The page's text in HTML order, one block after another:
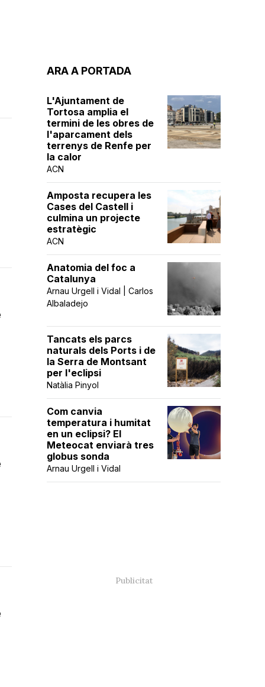
ARA A PORTADA
L'Ajuntament de
Tortosa amplia el
termini de les obres de
l'aparcament dels
terrenys de Renfe per
la calor
ACN
Amposta recupera les
Cases del Castell i
culmina un projecte
estratègic
ACN
Anatomia del foc a
Catalunya
Arnau Urgell i Vidal | Carlos
Albaladejo
Tancats els parcs
naturals dels Ports i de
la Serra de Montsant
per l'eclipsi
Natàlia Pinyol
Com canvia
temperatura i humitat
en un eclipsi? El
Meteocat enviarà tres
globus sonda
Arnau Urgell i Vidal